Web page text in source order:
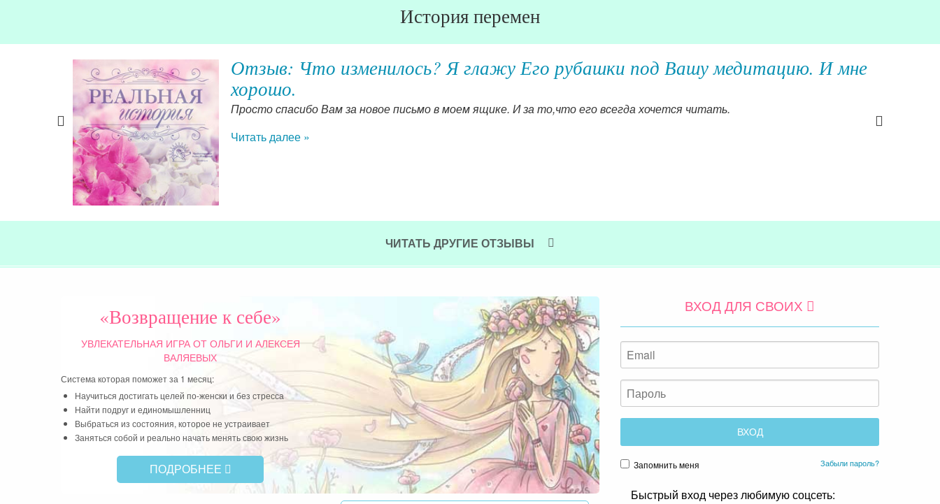
История перемен
Отзыв: Что изменилось? Я глажу Его рубашки под Вашу медитацию. И мне
хорошо.
Просто спасибо Вам за новое письмо в моем ящике. И за то,что его всегда хочется читать.
Читать далее »
ЧИТАТЬ ДРУГИЕ ОТЗЫВЫ
«Возвращение к себе»
УВЛЕКАТЕЛЬНАЯ ИГРАОТ ОЛЬГИ И АЛЕКСЕЯ
ВАЛЯЕВЫХ
Система которая поможет за 1 месяц:
Научиться достигать целей по-женски и без стресса
Найти подруг и единомышленниц
Выбраться из состояния, которое не устраивает
Заняться собой и реально начать менять свою жизнь
ПОДРОБНЕЕ
ВХОД ДЛЯ СВОИХ
Запомнить меня Забыли пароль?
Быстрый вход через любимую соцсеть: